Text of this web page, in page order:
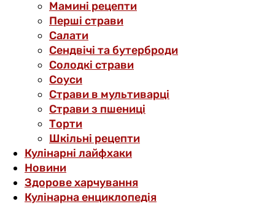
Мамині рецепти
Перші страви
Салати
Сендвічі та бутерброди
Солодкі страви
Соуси
Страви в мультиварці
Страви з пшениці
Торти
Шкільні рецепти
Кулінарні лайфхаки
Новини
Здорове харчування
Кулінарна енциклопедія